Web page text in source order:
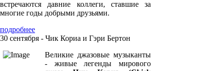
встречаются давние коллеги, ставшие за
многие годы добрыми друзьями.
подробнее
30 сентября - Чик Кориа и Гэри Бертон
Великие джазовые музыканты
- живые легенды мирового